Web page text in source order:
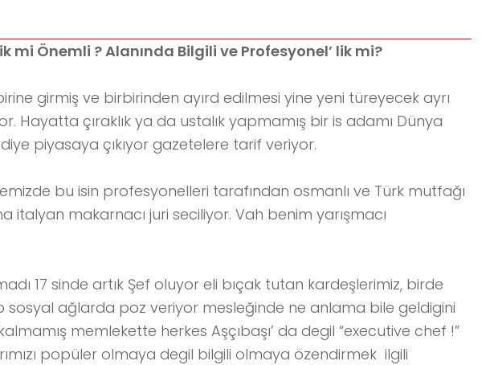
mi Önemli ? Alanında Bilgili ve Profesyonel’ lik mi?
girmiş ve birbirinden ayırd edilmesi yine yeni türeyecek ayrı
Hayatta çıraklık ya da ustalık yapmamış bir is adamı Dünya
piyasaya çıkıyor gazetelere tarif veriyor.
bu isin profesyonelleri tarafından osmanlı ve Türk mutfağı
italyan makarnacı juri seciliyor. Vah benim yarışmacı
17 sinde artık Şef oluyor eli bıçak tutan kardeşlerimiz, birde
sosyal ağlarda poz veriyor mesleğinde ne anlama bile geldigini
memlekette herkes Aşçıbaşı’ da degil “executive chef !”
popüler olmaya degil bilgili olmaya özendirmek ilgili